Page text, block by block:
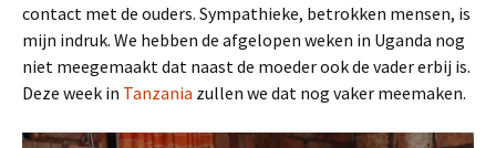
contact met de ouders. Sympathieke, betrokken mensen, is
mijn indruk. We hebben de afgelopen weken in Uganda nog
niet meegemaakt dat naast de moeder ook de vader erbij is.
Deze week in Tanzania zullen we dat nog vaker meemaken.